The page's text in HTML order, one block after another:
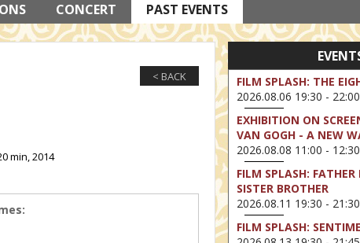
CONCERT PAST EVENTS
< BACK
min, 2014
FILM SPLASH: THE
2026.08.06 19:30 - 22:00
EXHIBITION ON
VAN GOGH - A NEW
2026.08.08 11:00 - 12:30
FILM SPLASH:
SISTER BROTHER
2026.08.11 19:30 - 21:30
FILM SPLASH: